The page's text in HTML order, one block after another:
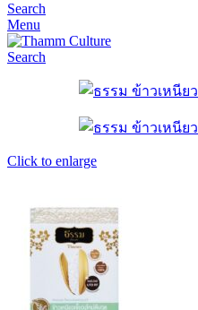
Search
Menu
Search
Click to enlarge